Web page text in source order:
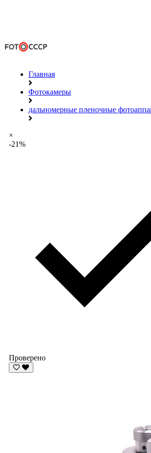
Главная
Фотокамеры
дальномерные пленочные
×
-21%
Проверено